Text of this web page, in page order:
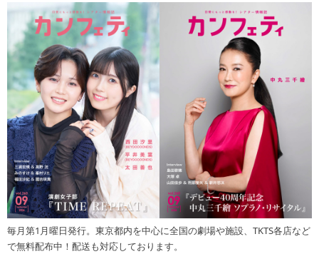
毎月第1月曜日発行。東京都内を中心に全国の劇場や施設、TKTS各店など
で無料配布中！配送も対応しております。